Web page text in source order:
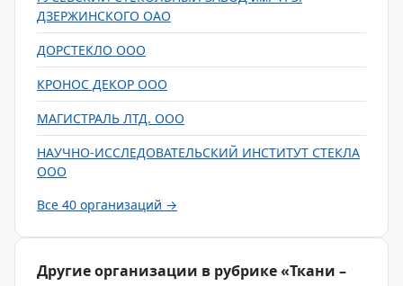
ДЗЕРЖИНСКОГО ОАО
ДОРСТЕКЛО ООО
КРОНОС ДЕКОР ООО
МАГИСТРАЛЬ ЛТД. ООО
НАУЧНО-ИССЛЕДОВАТЕЛЬСКИЙ ИНСТИТУТ СТЕКЛА
ООО
Все 40 организаций →
Другие организации в рубрике «Ткани –